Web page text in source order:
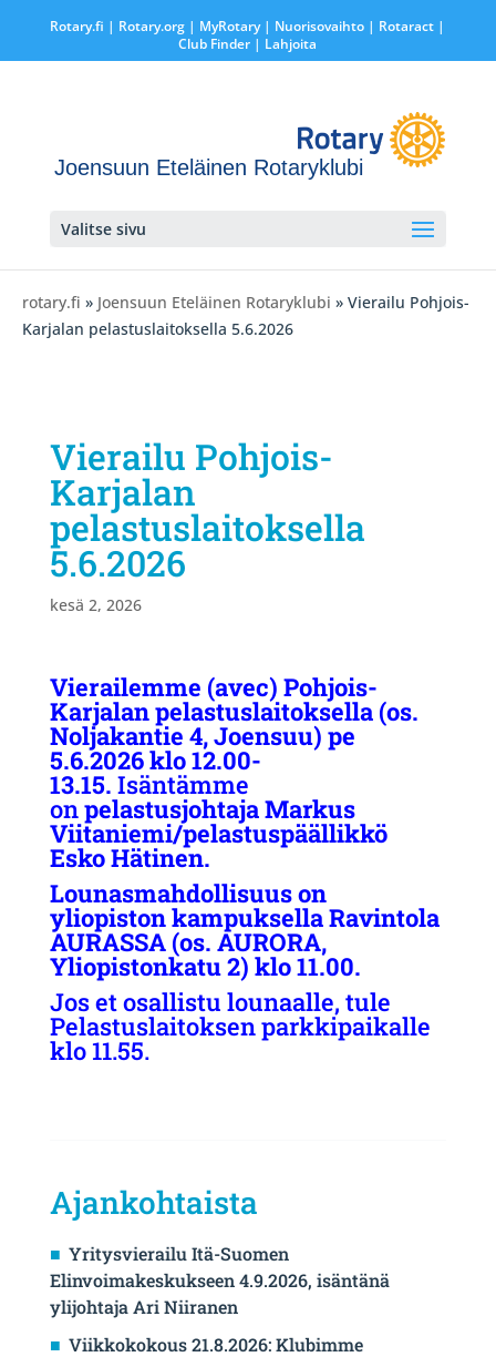
Rotary.fi | Rotary.org | MyRotary | Nuorisovaihto | Rotaract |
Club Finder | Lahjoita
Joensuun Eteläinen Rotaryklubi
Valitse sivu
rotary.fi » Joensuun Eteläinen Rotaryklubi » Vierailu Pohjois-
Karjalan pelastuslaitoksella 5.6.2026
Vierailu Pohjois-
Karjalan
pelastuslaitoksella
5.6.2026
kesä 2, 2026
Vierailemme (avec) Pohjois-
Karjalan pelastuslaitoksella (os.
Noljakantie 4, Joensuu) pe
5.6.2026 klo 12.00-
13.15. Isäntämme
onpelastusjohtaja Markus
Viitaniemi/pelastuspäällikkö
Esko Hätinen.
Lounasmahdollisuus on
yliopiston kampuksella Ravintola
AURASSA (os. AURORA,
Yliopistonkatu 2) klo 11.00.
Jos et osallistu lounaalle, tule
Pelastuslaitoksen parkkipaikalle
klo 11.55.
Ajankohtaista
Yritysvierailu Itä-Suomen
Elinvoimakeskukseen 4.9.2026, isäntänä
ylijohtaja Ari Niiranen
Viikkokokous 21.8.2026: Klubimme